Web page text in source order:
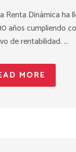
Renta Dinámica ha
años cumpliendo
de rentabilidad. ...
MORE